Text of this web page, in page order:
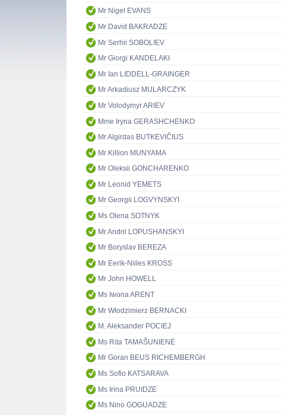
Mr Nigel EVANS
Mr David BAKRADZE
Mr Serhii SOBOLIEV
Mr Giorgi KANDELAKI
Mr Ian LIDDELL-GRAINGER
Mr Arkadiusz MULARCZYK
Mr Volodymyr ARIEV
Mme Iryna GERASHCHENKO
Mr Algirdas BUTKEVIČIUS
Mr Killion MUNYAMA
Mr Oleksii GONCHARENKO
Mr Leonid YEMETS
Mr Georgii LOGVYNSKYI
Ms Olena SOTNYK
Mr Andrii LOPUSHANSKYI
Mr Boryslav BEREZA
Mr Eerik-Niiles KROSS
Mr John HOWELL
Ms Iwona ARENT
Mr Włodzimierz BERNACKI
M. Aleksander POCIEJ
Ms Rita TAMAŠUNIENĖ
Mr Goran BEUS RICHEMBERGH
Ms Sofio KATSARAVA
Ms Irina PRUIDZE
Ms Nino GOGUADZE